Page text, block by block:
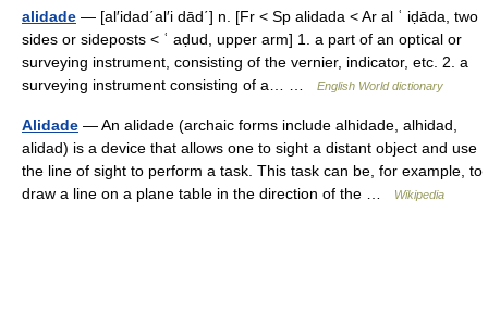
alidade — [al′idad΄al′i dād΄] n. [Fr < Sp alidada < Ar al ʿ iḍāda, two
sides or sideposts < ʿ aḍud, upper arm] 1. a part of an optical or
surveying instrument, consisting of the vernier, indicator, etc. 2. a
surveying instrument consisting of a… …
English World dictionary
Alidade — An alidade (archaic forms include alhidade, alhidad,
alidad) is a device that allows one to sight a distant object and use
the line of sight to perform a task. This task can be, for example, to
draw a line on a plane table in the direction of the …
Wikipedia